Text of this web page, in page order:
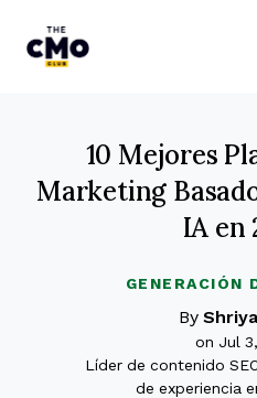
GENERACIÓN
10 Mejores
Marketing
IA en
By
on Jul
Líder de contenido
de experiencia